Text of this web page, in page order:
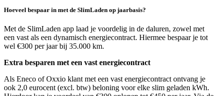
Hoeveel bespaar in met de SlimLaden op jaarbasis?
Met de SlimLaden app laad je voordelig in de daluren, zowel met
een vast als een dynamisch energiecontract. Hiermee bespaar je tot
wel €300 per jaar bij 35.000 km.
Extra besparen met een vast energiecontract
Als Eneco of Oxxio klant met een vast energiecontract ontvang je
ook 2,0 eurocent (excl. btw) beloning voor elke slim geladen kWh.